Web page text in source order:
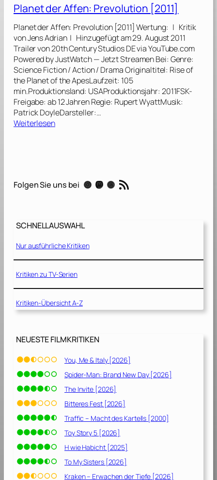
G
a
m
b
l
e
r
–
E
i
n
S
.
n
e
n
.
[
2
4
Planet der Affen: Prevolution [2011]
Planet der Affen: Prevolution [2011] Wertung: | Kritik
von Jens Adrian | Hinzugefügt am 29. August 2011
Trailer von 20th Century Studios DE via YouTube.com
Powered by JustWatch — Jetzt Streamen Bei: Genre:
Science Fiction / Action / Drama Originaltitel: Rise of
the Planet of the ApesLaufzeit: 105
min.Produktionsland: USAProduktionsjahr: 2011FSK-
Freigabe: ab 12 Jahren Regie: Rupert WyattMusik:
Patrick DoyleDarsteller:…
Weiterlesen:
t
A
f
e
n
r
e
o
u
t
i
o
n
2
0
1
1
]
Folgen Sie uns bei Instagram Mastodon Threads RSS-Feed
SCHNELLAUSWAHL
Nur ausführliche Kritiken
Kritiken zu TV-Serien
Kritiken-Übersicht A-Z
NEUESTE FILMKRITIKEN
You, Me & Italy [2026]
Spider-Man: Brand New Day [2026]
The Invite [2026]
Bitteres Fest [2026]
Traffic – Macht des Kartells [2000]
Toy Story 5 [2026]
H wie Habicht [2025]
To My Sisters [2026]
Kraken – Erwachen der Tiefe [2026]